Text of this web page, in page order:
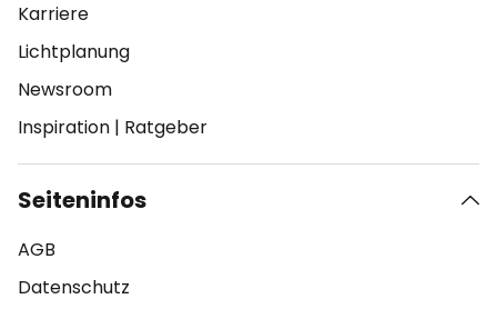
Karriere
Lichtplanung
Newsroom
Inspiration | Ratgeber
Seiteninfos
AGB
Datenschutz